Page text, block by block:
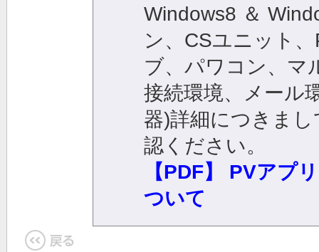
Windows8 ＆
ン、CSユニット
ブ、パワコン、マ
接続環境、メール
器)詳細につきま
認ください。
【PDF】 PVアプ
ついて